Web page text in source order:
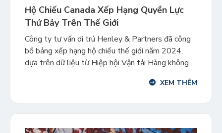
Hộ Chiếu Canada Xếp Hạng Quyền Lực
Thứ Bảy Trên Thế Giới
Công ty tư vấn di trú Henley & Partners đã công
bố bảng xếp hạng hộ chiếu thế giới năm 2024,
dựa trên dữ liệu từ Hiệp hội Vận tải Hàng không
Canada là hộ chiếu quyền lực thứ bảy trên thế giới,
XEM THÊM